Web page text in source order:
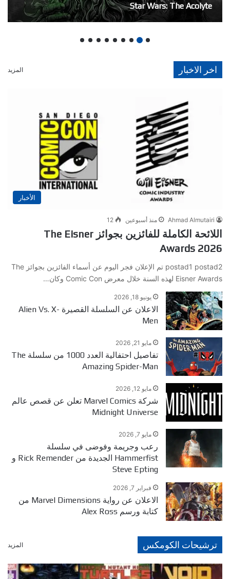
الاعلان عن سلسلة Darth Maul – Black, White & Red
اخر الاخبار المزيد
الأخبار
Ahmad Almutairi منذ أسبوعين 12
اللائحة الكاملة للفائزين بجوائز The Eisner
Awards 2026
postad1 postad2 تم الإعلان فجر اليوم عن أسماء الفائزين بجوائز The
Eisner Awards لهذه السنة خلال معرض Comic Con وكان…
يونيو 18, 2026
الاعلان عن السلسلة القصيرة Alien Vs. X-
Men
مايو 21, 2026
تفاصيل احتفالية العدد 1000 من سلسلة The
Amazing Spider-Man
مايو 12, 2026
شركة Marvel Comics تعلن عن قصص عالم
Midnight Universe
مايو 7, 2026
رعب وجريمة وفوضى في سلسلة
Hammerfist الجديدة من Rick Remender و
Steve Epting
فبراير 7, 2026
الاعلان عن رواية Marvel Dimensions من
كتابة ورسم Alex Ross
ترشيحات الكومكس المزيد